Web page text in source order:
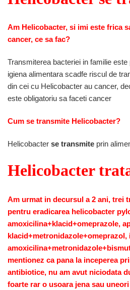
Am Helicobacter, si imi este frica
cancer, ce sa fac?
Transmiterea bacteriei in familie
igiena alimentara scadfe riscul de
din cei cu Helicobacter au cancer,
este obligatoriu sa faceti cancer
Cum se transmite Helicobacter?
Helicobacter se transmite prin
Helicobacter
Am urmat in decursul a 2 ani, trei
pentru eradicarea helicobacter
amoxicilina+klacid+omeprazole,
klacid+metronidazole+omeprazol,
mentionez ca pana la inceperea
antibiotice, nu am avut niciodata
foarte rar o usoara jena sau